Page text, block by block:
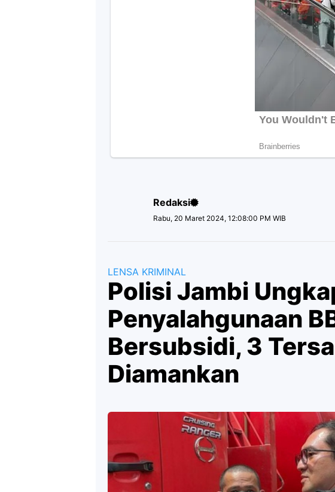
Redaksi
Rabu, 20 Maret 2024, 12:08:00 PM WIB
LENSA KRIMINAL
Polisi Jambi
Penyalahgunaan
Bersubsidi, 3
Diamankan